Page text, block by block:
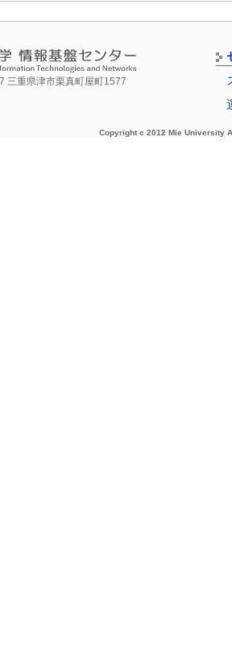
三重県津市栗真町屋町1577
Copyright c 2012 Mie University